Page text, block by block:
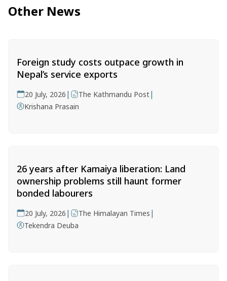
Other News
Foreign study costs outpace growth in
Nepal’s service exports
20 July, 2026 | The Kathmandu Post|
Krishana Prasain
26 years after Kamaiya liberation: Land
ownership problems still haunt former
bonded labourers
20 July, 2026 | The Himalayan Times |
Tekendra Deuba